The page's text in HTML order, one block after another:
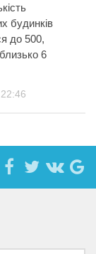
будинків
до 500,
6